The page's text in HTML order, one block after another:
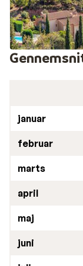
januar
februar
marts
april
maj
juni